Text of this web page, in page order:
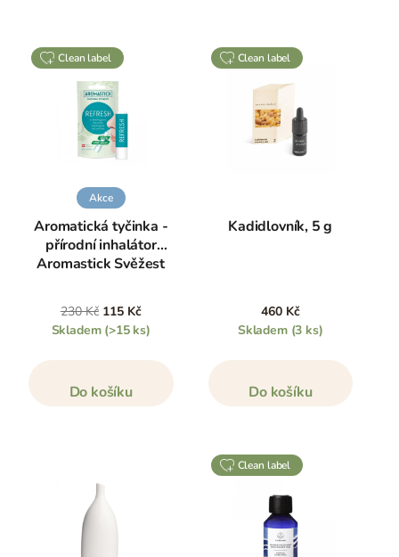
clean label
Akce
Aromatická tyčinka -
přírodní inhalátor
Aromastick Svěžest
230 Kč 115 Kč
Skladem (>15 ks)
Do košíku
clean label
Kadidlovník, 5 g
460 Kč
Skladem (3 ks)
Do košíku
clean label